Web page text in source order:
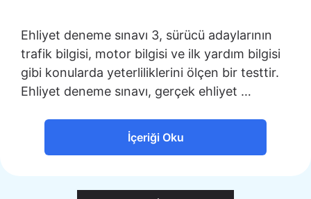
Ehliyet deneme sınavı 3, sürücü adaylarının
trafik bilgisi, motor bilgisi ve ilk yardım bilgisi
gibi konularda yeterliliklerini ölçen bir testtir.
Ehliyet deneme sınavı, gerçek ehliyet …
İçeriği Oku